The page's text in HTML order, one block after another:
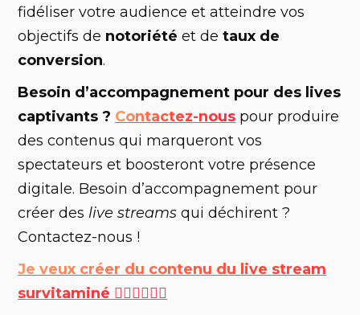
fidéliser votre audience et atteindre vos
objectifs de notoriété et detaux de
conversion.
Besoin d’accompagnement pour des lives
captivants ? Contactez-nous pour produire
des contenus qui marqueront vos
spectateurs et boosteront votre présence
digitale. Besoin d’accompagnement pour
créer des live streams qui déchirent ?
Contactez-nous !
Je veux créer du contenu du live stream
survitaminé 🙋🏼‍♀️🙋🏽‍♂️